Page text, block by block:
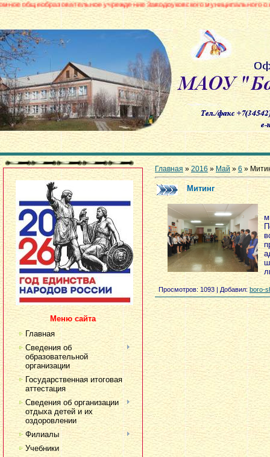
учреждение Заводоуковского муниципального округа
Меню сайта
Главная
Сведения об
образовательной
организации
Государственная итоговая
аттестация
Сведения об организации
отдыха детей и их
оздоровлении
Филиалы
Учебники
Главная »2016 » Май » 6 »
Митинг
Просмотров: 1093 | Добавил:boro-